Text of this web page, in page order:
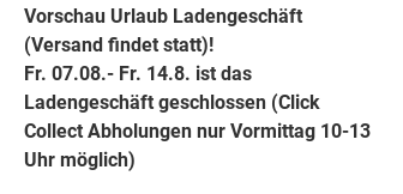
Vorschau Urlaub Ladengeschäft
(Versand findet statt)!
Fr. 07.08.- Fr. 14.8. ist das
Ladengeschäft geschlossen (Click
Collect Abholungen nur Vormittag 10-13
Uhr möglich)